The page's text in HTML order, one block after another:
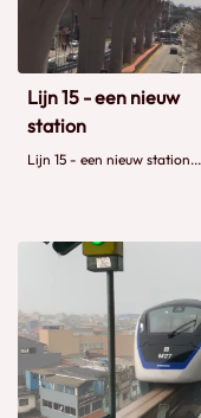
Lijn 15 - een nieuw
station
Lijn 15 - een nieuw station...